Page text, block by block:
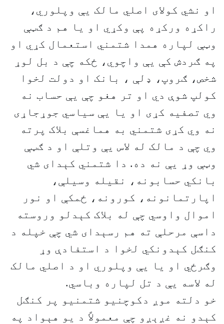
او نشي کولای اصلي مالک یې وپلوري،
راکړه ورکړه پې وکړي او یا هم د ګټې
وټې لپاره همدا شتمني استعمال کړي او
په ګردش کې یې واچوي، ځکه چې د بل لوړ
شخص، ګروپ، ډلې ، بانک او دولت لخوا
کولپ شوې دي او تر هغو چې یې حساب نه
وي تصفيه کړی او یا یې سياسي جوړجاړی
نه وي کړی شتمني به هماغسې بلاک پرته
وي چې د مالک له لاس یې وتلې او د ګټې
وټې وړ یې نه ده. دا شتمني کېدای شي
بانکي حسابونه، نقيله وسيلې،
اپارتمانونه، کورونه، ځمکې او نور
اموال واوسي چې له بلاک کېدلو وروسته
داسې مرحلې ته هم رسېدای شي چې خپله د
کنګل کېدونکي لخوا د استفادې وړ
وګرځي او يا یې وپلوري او د اصلي مالک
له لاسه یې د تل لپاره وباسي.
خو دلته موږ دکوچنيو شتمنيو پر کنګل
کېدو نه غږېږو چې معمولاً د يو هېواد په